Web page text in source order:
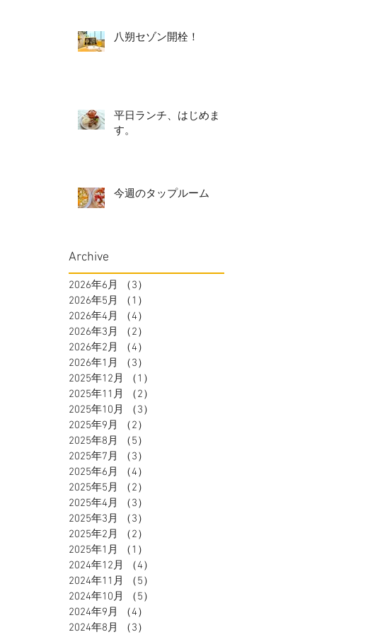
八朔セゾン開栓！
平日ランチ、はじめま
す。
今週のタップルーム
Archive
2026年6月 （3）
2026年5月
（1）
2026年4月
（4）
2026年3月
（2）
2026年2月
（4）
2026年1月
（3）
2025年12月
（1）
2025年11月
（2）
2025年10月
（3）
2025年9月
（2）
2025年8月
（5）
2025年7月
（3）
2025年6月
（4）
2025年5月
（2）
2025年4月
（3）
2025年3月
（3）
2025年2月
（2）
2025年1月
（1）
2024年12月
（4）
2024年11月
（5）
2024年10月
（5）
2024年9月
（4）
2024年8月
（3）